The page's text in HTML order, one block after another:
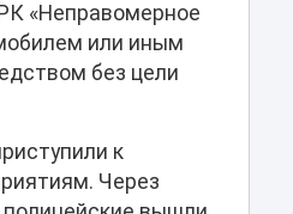
«Неправомерное
или иным
без цели
к
Через